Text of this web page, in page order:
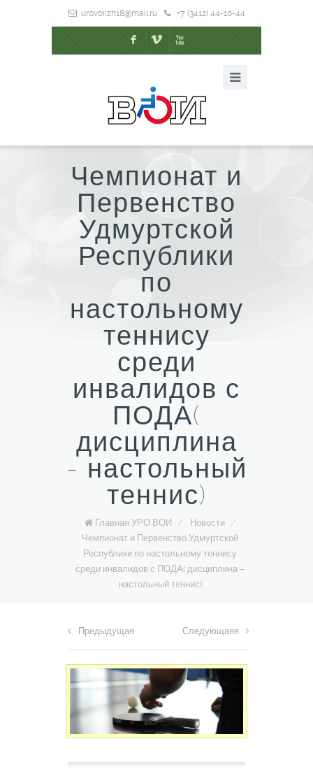
urovoiizh18@mail.ru +7 (3412) 44-10-44
F V X
Чемпионат и
Первенство
Удмуртской
Республики
по
настольному
теннису
среди
инвалидов с
ПОДА(
дисциплина
- настольный
теннис)
Главная УРО ВОИ / Новости
/
Чемпионат и Первенство Удмуртской
Республики по настольному теннису
среди инвалидов с ПОДА( дисциплина –
настольный теннис)
Предыдущая Следующаяя